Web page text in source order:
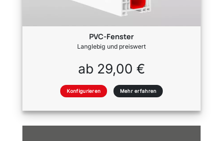
PVC-Fenster
Langlebig und preiswert
ab 29,00 €
Konfigurieren Mehr erfahren